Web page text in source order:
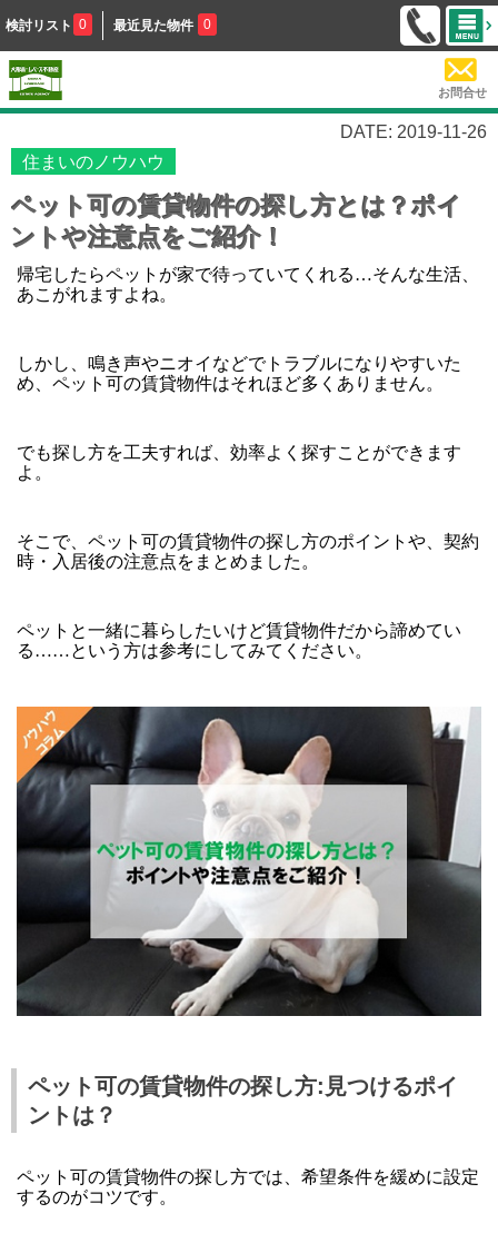
検討リスト 0 最近見た物件 0
お問合せ
DATE: 2019-11-26
住まいのノウハウ
ペット可の賃貸物件の探し方とは？ポイ
ントや注意点をご紹介！
帰宅したらペットが家で待っていてくれる…そんな生活、
あこがれますよね。
しかし、鳴き声やニオイなどでトラブルになりやすいた
め、ペット可の賃貸物件はそれほど多くありません。
でも探し方を工夫すれば、効率よく探すことができます
よ。
そこで、ペット可の賃貸物件の探し方のポイントや、契約
時・入居後の注意点をまとめました。
ペットと一緒に暮らしたいけど賃貸物件だから諦めてい
る……という方は参考にしてみてください。
ペット可の賃貸物件の探し方:見つけるポイ
ントは？
ペット可の賃貸物件の探し方では、希望条件を緩めに設定
するのがコツです。